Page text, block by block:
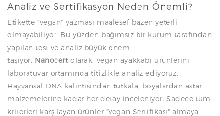
Analiz ve Sertifikasyon Neden Önemli?
Etikette "vegan" yazması maalesef bazen yeterli
olmayabiliyor. Bu yüzden bağımsız bir kurum tarafından
yapılan test ve analiz büyük önem
taşıyor. Nanocert olarak, vegan ayakkabı ürünlerini
laboratuvar ortamında titizlikle analiz ediyoruz.
Hayvansal DNA kalıntısından tutkala, boyalardan astar
malzemelerine kadar her detay inceleniyor. Sadece tüm
kriterleri karşılayan ürünler "Vegan Sertifikası" almaya